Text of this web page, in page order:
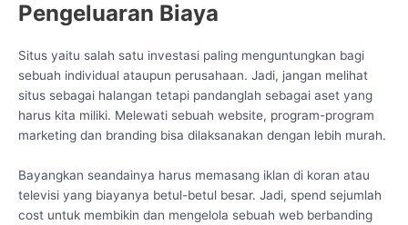
Pengeluaran Biaya
Situs yaitu salah satu investasi paling menguntungkan bagi
sebuah individual ataupun perusahaan. Jadi, jangan melihat
situs sebagai halangan tetapi pandanglah sebagai aset yang
harus kita miliki. Melewati sebuah website, program-program
marketing dan branding bisa dilaksanakan dengan lebih murah.
Bayangkan seandainya harus memasang iklan di koran atau
televisi yang biayanya betul-betul besar. Jadi, spend sejumlah
cost untuk membikin dan mengelola sebuah web berbanding